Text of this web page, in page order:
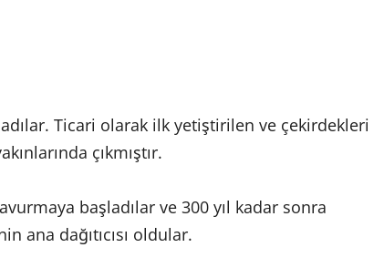
Ticari olarak ilk yetiştirilen ve çekirdekleri
çıkmıştır.
başladılar ve 300 yıl kadar sonra
ana dağıtıcısı oldular.